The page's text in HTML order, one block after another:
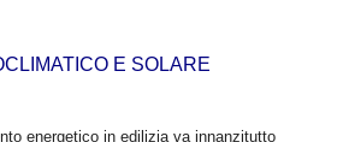
E SOLARE
energetico in edilizia va innanzitutto